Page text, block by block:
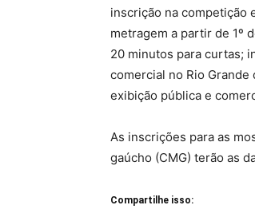
inscrição na competição
metragem a partir de 1º
20 minutos para curtas;
comercial no Rio
exibição pública e
As inscrições para as
gaúcho (CMG) terão as
Compartilhe isso: